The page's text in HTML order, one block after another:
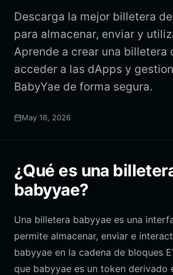
Descarga la mejor billetera
para almacenar, enviar y
Aprende a crear una billetera
acceder a las dApps y
BabyYae de forma segura.
May 16, 2026
¿Qué es una
babyyae?
Una billetera babyyae es una
permite almacenar, enviar e
babyyae en la cadena de bloques
que babyyae es un token derivado